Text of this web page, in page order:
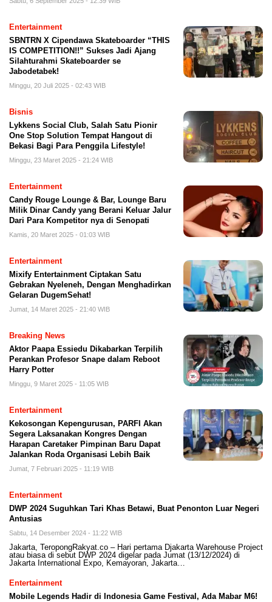
Entertainment
SBNTRN X Cipendawa Skateboarder “THIS
IS COMPETITION!!” Sukses Jadi Ajang
Silahturahmi Skateboarder se
Jabodetabek!
Minggu, 20 Juli 2025 - 02:43 WIB
Bisnis
Lykkens Social Club, Salah Satu Pionir
One Stop Solution Tempat Hangout di
Bekasi Bagi Para Penggila Lifestyle!
Minggu, 23 Maret 2025 - 21:24 WIB
Entertainment
Candy Rouge Lounge & Bar, Lounge Baru
Milik Dinar Candy yang Berani Keluar Jalur
Dari Para Kompetitor nya di Senopati
Kamis, 20 Maret 2025 - 01:03 WIB
Entertainment
Mixify Entertainment Ciptakan Satu
Gebrakan Nyeleneh, Dengan Menghadirkan
Gelaran DugemSehat!
Jumat, 14 Maret 2025 - 21:40 WIB
Breaking News
Aktor Paapa Essiedu Dikabarkan Terpilih
Perankan Profesor Snape dalam Reboot
Harry Potter
Minggu, 9 Maret 2025 - 11:05 WIB
Entertainment
Kekosongan Kepengurusan, PARFI Akan
Segera Laksanakan Kongres Dengan
Harapan Caretaker Pimpinan Baru Dapat
Jalankan Roda Organisasi Lebih Baik
Jumat, 7 Februari 2025 - 11:19 WIB
Entertainment
DWP 2024 Suguhkan Tari Khas Betawi, Buat Penonton Luar Negeri
Antusias
Sabtu, 14 Desember 2024 - 11:22 WIB
Jakarta, TeropongRakyat.co – Hari pertama Djakarta Warehouse Project
atau biasa di sebut DWP 2024 digelar pada Jumat (13/12/2024) di
Jakarta International Expo, Kemayoran, Jakarta…
Entertainment
Mobile Legends Hadir di Indonesia Game Festival, Ada Mabar M6!